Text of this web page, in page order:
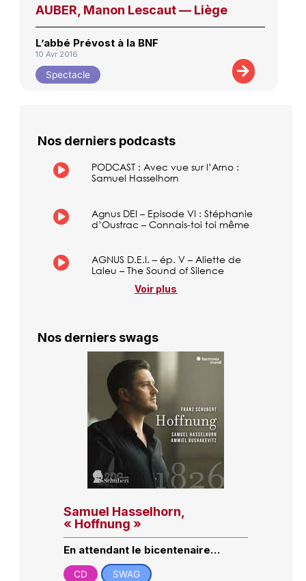
AUBER, Manon Lescaut — Liège
L’abbé Prévost à la BNF
10 Avr 2016
Spectacle
Nos derniers podcasts
PODCAST : Avec vue sur l’Arno :
Samuel Hasselhorn
Agnus DEI – Episode VI : Stéphanie
d’Oustrac – Connais-toi toi même
AGNUS D.E.I. – ép. V – Aliette de
Laleu – The Sound of Silence
Voir plus
Nos derniers swags
Samuel Hasselhorn,
« Hoffnung »
En attendant le bicentenaire…
CD SWAG